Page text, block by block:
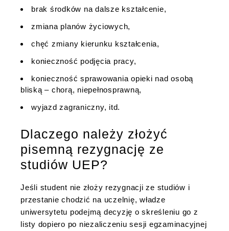
brak środków na dalsze kształcenie,
zmiana planów życiowych,
chęć zmiany kierunku kształcenia,
konieczność podjęcia pracy,
konieczność sprawowania opieki nad osobą
bliską – chorą, niepełnosprawną,
wyjazd zagraniczny, itd.
Dlaczego należy złożyć
pisemną rezygnację ze
studiów UEP?
Jeśli student nie złoży rezygnacji ze studiów i
przestanie chodzić na uczelnię, władze
uniwersytetu podejmą decyzję o skreśleniu go z
listy dopiero po niezaliczeniu sesji egzaminacyjnej